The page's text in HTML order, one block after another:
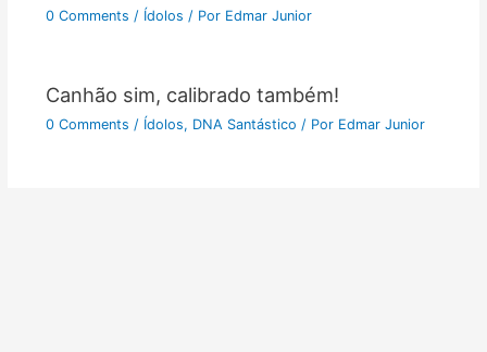
0 Comments / Ídolos / Por Edmar Junior
Canhão sim, calibrado também!
0 Comments / Ídolos, DNA Santástico / Por Edmar Junior